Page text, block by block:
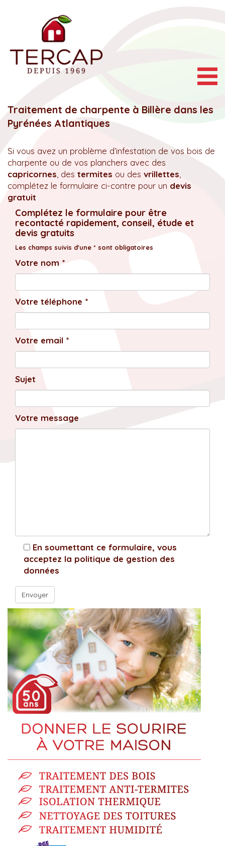
Traitement de charpente à Billère dans les
Pyrénées Atlantiques
Si vous avez un problème d’infestation de vos bois de
charpente ou de vos planchers avec des
capricornes , des termites ou des vrillettes
complétez le formulaire ci-contre pour un devis
gratuit
Complétez le formulaire pour être
recontacté rapidement, conseil, étude et
devis gratuits
Les champs suivis d'une * sont obligatoires
Votre nom *
Votre téléphone *
Votre email *
Sujet
Votre message
En soumettant ce formulaire, vous
acceptez la politique de gestion des
données